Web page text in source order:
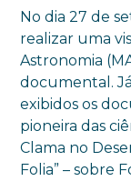
No dia 27 de
realizar uma
Astronomia
documental.
exibidos os
pioneira das
Clama no
Folia” – sobre